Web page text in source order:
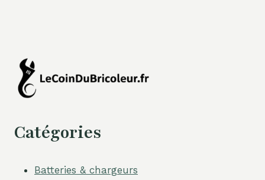
Catégories
Batteries & chargeurs